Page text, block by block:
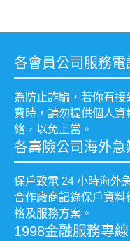
各會員公司服務電
為防止詐騙，若你有
費時，請勿提供個人
絡，以免上當。
各壽險公司海外急
保戶致電 24 小時海外
合作廠商記錄保戶資料
格及服務方案。
1998金融服務專線